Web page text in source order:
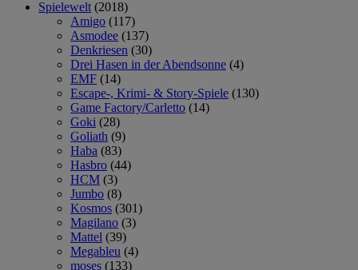
Spielewelt (2018)
Amigo (117)
Asmodee (137)
Denkriesen (30)
Drei Hasen in der Abendsonne (4)
EMF (14)
Escape-, Krimi- & Story-Spiele (130)
Game Factory/Carletto (14)
Goki (28)
Goliath (9)
Haba (83)
Hasbro (44)
HCM (3)
Jumbo (8)
Kosmos (301)
Magilano (3)
Mattel (39)
Megableu (4)
moses (133)